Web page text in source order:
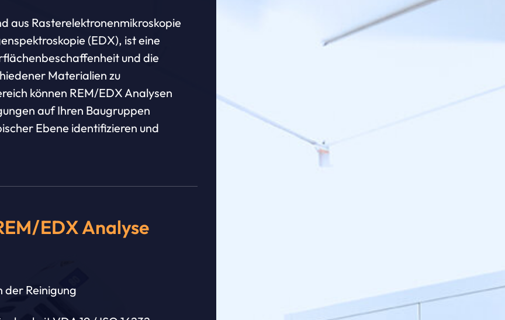
aus Rasterelektronenmikroskopie
(EDX), ist eine
und die
Materialien zu
können REM/EDX Analysen
auf Ihren Baugruppen
Ebene identifizieren und
EDX Analyse
der Reinigung